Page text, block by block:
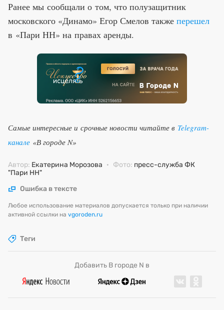
Ранее мы сообщали о том, что полузащитник
московского «Динамо» Егор Смелов также перешел
в «Пари НН» на правах аренды.
Самые интересные и срочные новости читайте в Telegram-
канале «В городе N»
Автор: Екатерина Морозова · Фото: пресс-служба ФК
"Пари НН"
Ошибка в тексте
Любое использование материалов допускается только при наличии
активной ссылки на vgoroden.ru
Теги
Добавить В городе N в